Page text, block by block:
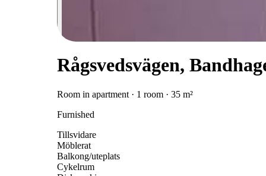
Rågsvedsvägen,
Room in apartment · 1 room · 35 m²
Furnished
Tillsvidare
Möblerat
Balkong/uteplats
Cykelrum